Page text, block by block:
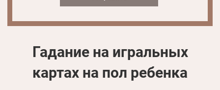
Гадание на игральных
картах на пол ребенка